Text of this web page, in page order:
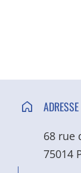
ADRESSE
68 rue
75014